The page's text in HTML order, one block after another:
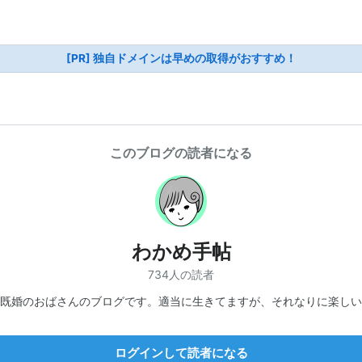
[PR] 独自ドメインは早めの取得がおすすめ！
このブログの読者になる
わかめ手帖
734人の読者
婚のおばさんのブログです。適当に生きてますが、それなりに楽し
ログインして読者になる